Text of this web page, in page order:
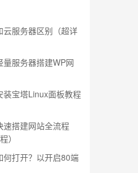
服务器区别（超详
服务器搭建WP网
装宝塔Linux面板教程
速搭建网站全流程
）
何打开？以开启80端